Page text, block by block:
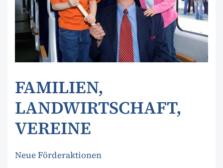
FAMILIEN,
LANDWIRTSCHAFT,
VEREINE
Neue Förderaktionen